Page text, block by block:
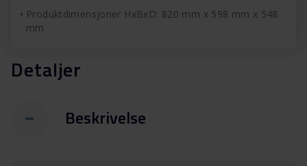
Produktdimensjoner HxBxD: 820 mm x 598 mm x 548
mm
Detaljer
Beskrivelse